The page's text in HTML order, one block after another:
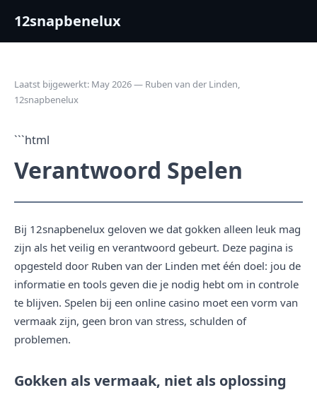
12snapbenelux
Laatst bijgewerkt: May 2026 — Ruben van der Linden,
12snapbenelux
```html
Verantwoord Spelen
Bij 12snapbenelux geloven we dat gokken alleen leuk mag
zijn als het veilig en verantwoord gebeurt. Deze pagina is
opgesteld door Ruben van der Linden met één doel: jou de
informatie en tools geven die je nodig hebt om in controle
te blijven. Spelen bij een online casino moet een vorm van
vermaak zijn, geen bron van stress, schulden of
problemen.
Gokken als vermaak, niet als oplossing